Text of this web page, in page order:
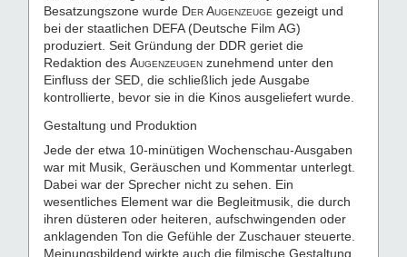
Besatzungszone wurde Der Augenzeuge gezeigt und
bei der staatlichen DEFA (Deutsche Film AG)
produziert. Seit Gründung der DDR geriet die
Redaktion des Augenzeugen zunehmend unter den
Einfluss der SED, die schließlich jede Ausgabe
kontrollierte, bevor sie in die Kinos ausgeliefert wurde.
Gestaltung und Produktion
Jede der etwa 10-minütigen Wochenschau-Ausgaben
war mit Musik, Geräuschen und Kommentar unterlegt.
Dabei war der Sprecher nicht zu sehen. Ein
wesentliches Element war die Begleitmusik, die durch
ihren düsteren oder heiteren, aufschwingenden oder
anklagenden Ton die Gefühle der Zuschauer steuerte.
Meinungsbildend wirkte auch die filmische Gestaltung